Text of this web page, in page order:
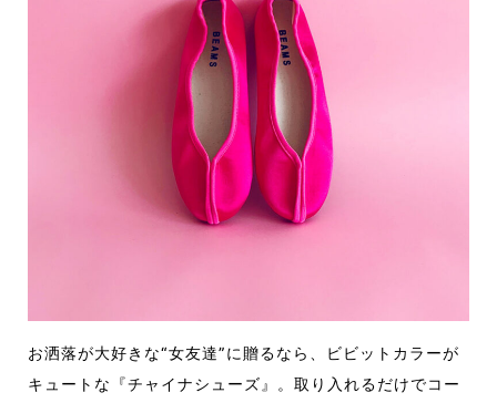
お洒落が大好きな“女友達”に贈るなら、ビビットカラーが
キュートな『チャイナシューズ』。取り入れるだけでコー